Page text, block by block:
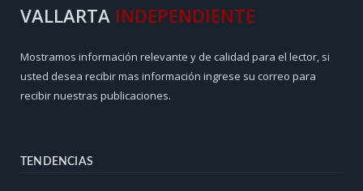
VALLARTA INDEPENDIENTE
Mostramos información relevante y de calidad para el lector, si
usted desea recibir mas información ingrese su correo para
recibir nuestras publicaciones.
TENDENCIAS